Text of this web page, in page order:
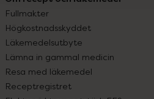
Fullmakter
Högkostnadsskyddet
Läkemedelsutbyte
Lämna in gammal medicin
Resa med läkemedel
Receptregistret